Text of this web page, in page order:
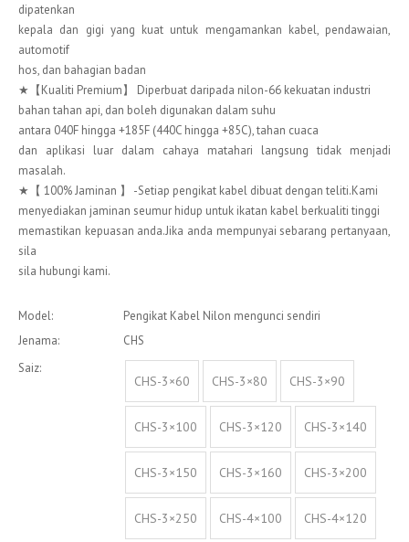
dipatenkan
kepala dan gigi yang kuat untuk mengamankan kabel, pendawaian,
automotif
hos, dan bahagian badan
★【Kualiti Premium】 Diperbuat daripada nilon-66 kekuatan industri
bahan tahan api, dan boleh digunakan dalam suhu
antara 040F hingga +185F (440C hingga +85C), tahan cuaca
dan aplikasi luar dalam cahaya matahari langsung tidak menjadi
masalah.
★【 100% Jaminan 】 -Setiap pengikat kabel dibuat dengan teliti.Kami
menyediakan jaminan seumur hidup untuk ikatan kabel berkualiti tinggi
memastikan kepuasan anda.Jika anda mempunyai sebarang pertanyaan,
sila
sila hubungi kami.
Model:
Pengikat Kabel Nilon mengunci sendiri
Jenama:
CHS
Saiz:
CHS-3×60 CHS-3×80 CHS-3×90
CHS-3×100 CHS-3×120 CHS-3×140
CHS-3×150 CHS-3×160 CHS-3×200
CHS-3×250 CHS-4×100 CHS-4×120